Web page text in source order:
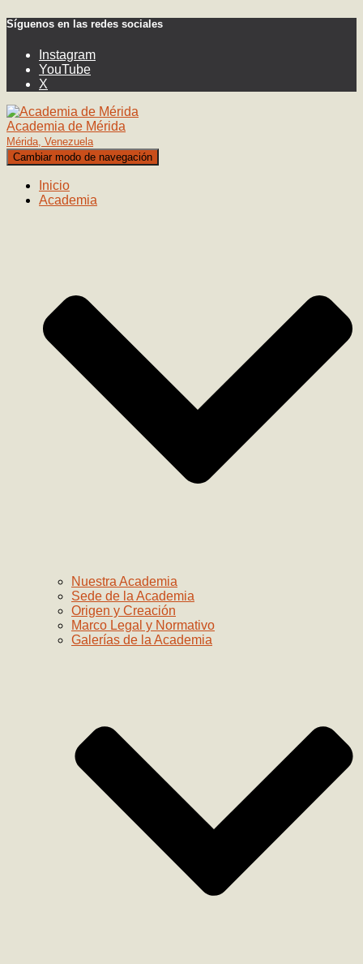
Síguenos en las redes sociales
Instagram
YouTube
X
Academia de Mérida
Mérida, Venezuela
Cambiar modo de navegación
Inicio
Academia
Nuestra Academia
Sede de la Academia
Origen y Creación
Marco Legal y Normativo
Galerías de la Academia